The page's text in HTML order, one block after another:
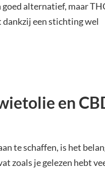
goed alternatief, maar
dankzij een stichting wel
en
te schaffen, is het
zoals je gelezen hebt